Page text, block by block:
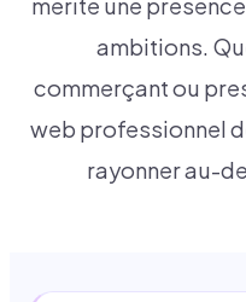
mérite une
ambitions.
commerçant ou
web professionnel
rayonner au-